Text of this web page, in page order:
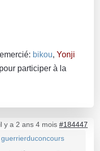
bikou, Yonji
pour participer à la
il y a 2 ans 4 mois #184447
guerrierduconcours